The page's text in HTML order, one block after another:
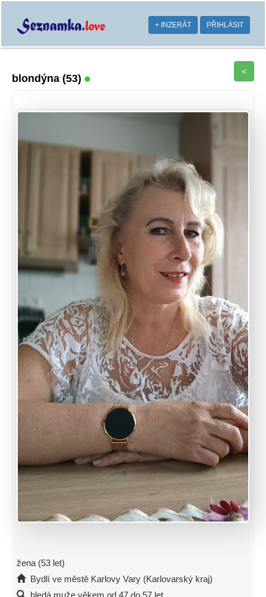
+ INZERÁT PŘIHLÁSIT
blondýna (53)
<
žena (53 let)
Bydlí ve městě Karlovy Vary (Karlovarský kraj)